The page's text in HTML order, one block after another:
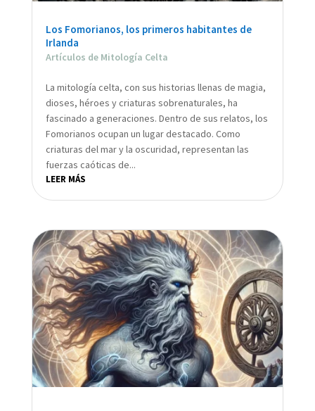
Los Fomorianos, los primeros habitantes de
Irlanda
Artículos de Mitología Celta
La mitología celta, con sus historias llenas de magia,
dioses, héroes y criaturas sobrenaturales, ha
fascinado a generaciones. Dentro de sus relatos, los
Fomorianos ocupan un lugar destacado. Como
criaturas del mar y la oscuridad, representan las
fuerzas caóticas de...
LEER MÁS